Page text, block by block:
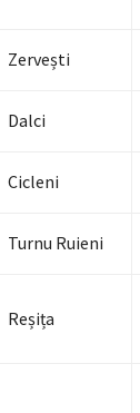
Zervești
Dalci
Cicleni
Turnu Ruieni
Reșița